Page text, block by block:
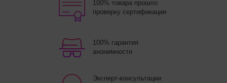
100% товара прошло
проверку сертификации
100% гарантия
анонимности
Эксперт-консультации